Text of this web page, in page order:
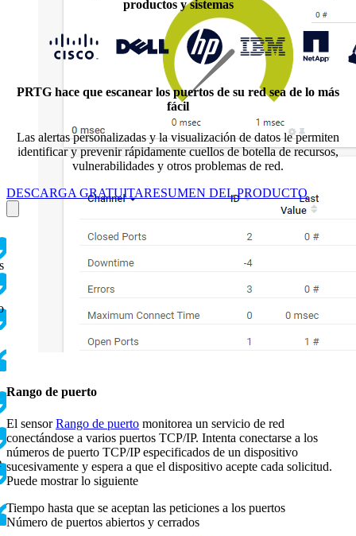
Rango de puerto
El sensorRango de puerto monitorea un servicio de red
conectándose a varios puertos TCP/IP. Intenta conectarse a los
números de puerto TCP/IP especificados de un dispositivo
sucesivamente y espera a que el dispositivo acepte cada solicitud.
Puede mostrar lo siguiente
Tiempo hasta que se aceptan las peticiones a los puertos
Número de puertos abiertos y cerrados
productos y sistemas
PRTG hace que escanear los puertos de su red sea de lo más
fácil
Las alertas personalizadas y la visualización de datos le permiten
identificar y prevenir rápidamente cuellos de botella de recursos,
vulnerabilidades y otros problemas de red.
DESCARGA GRATUITARESUMEN DEL PRODUCTO